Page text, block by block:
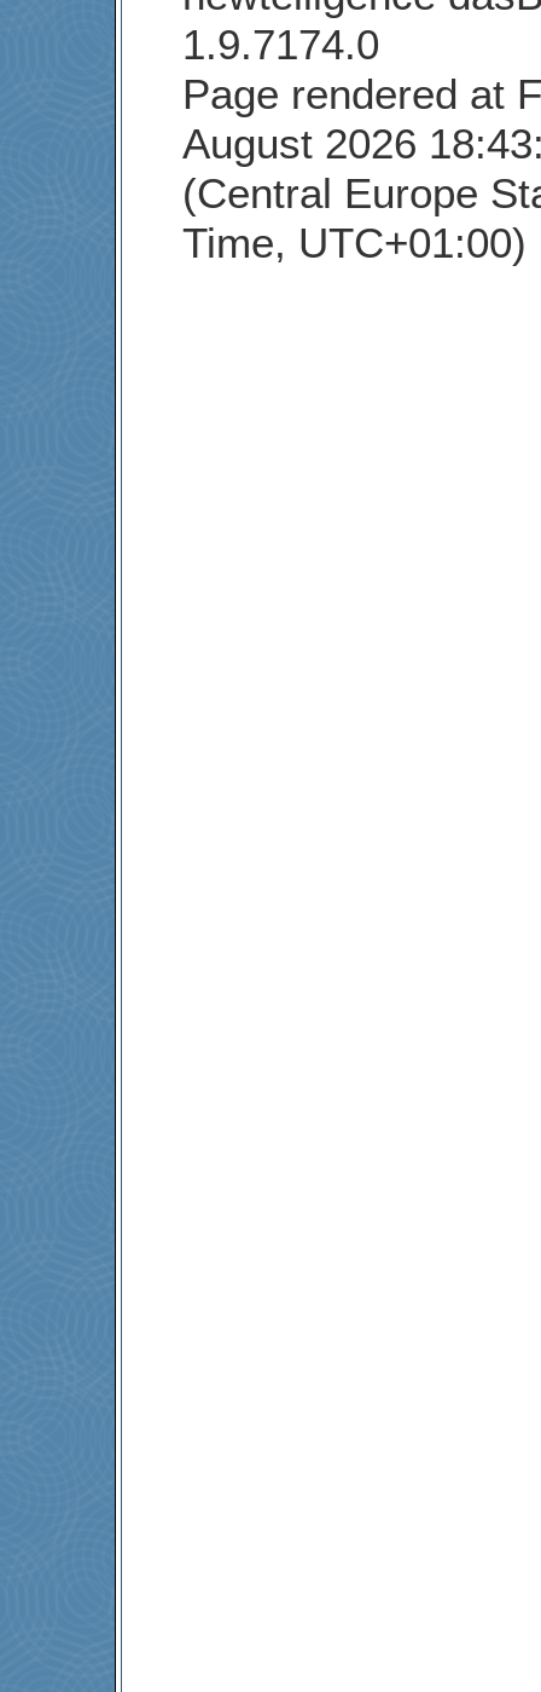
1.9.7174.0
Page rendered at
August 2026
(Central Europe
Time, UTC+01:00)